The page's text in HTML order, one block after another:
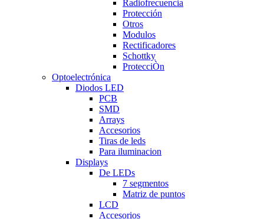
Radiofrecuencia
Protección
Otros
Modulos
Rectificadores
Schottky
ProtecciÒn
Optoelectrónica
Diodos LED
PCB
SMD
Arrays
Accesorios
Tiras de leds
Para iluminacion
Displays
De LEDs
7 segmentos
Matriz de puntos
LCD
Accesorios